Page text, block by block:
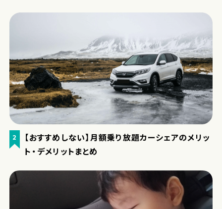
2
【おすすめしない】月額乗り放題カーシェアのメリッ
ト・デメリットまとめ